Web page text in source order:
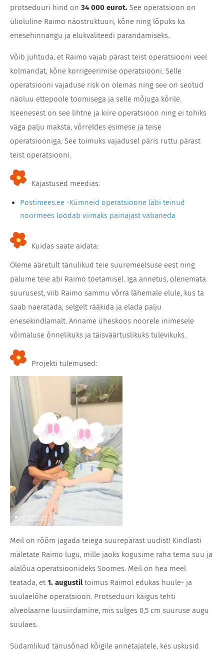
protseduuri hind on 34 000 eurot. See operatsioon on
ülioluline Raimo näostruktuuri, kõne ning lõpuks ka
enesehinnangu ja elukvaliteedi parandamiseks.
Võib juhtuda, et Raimo vajab pärast teist operatsiooni veel
kolmandat, kõne korrigeerimise operatsiooni. Selle
operatsiooni vajaduse risk on olemas ning see on seotud
näoluu ettepoole toomisega ja selle mõjuga kõrile.
Iseenesest on see lihtne ja kiire operatsioon ning ei tohiks
väga palju maksta, võrreldes esimese ja teise
operatsiooniga. See toimuks vajadusel päris ruttu pärast
teist operatsiooni.
Kajastused meedias:
Postimees.ee -Kümneid operatsioone läbi teinud
noormees loodab viimaks painajast vabaneda
Kuidas saate aidata:
Oleme ääretult tänulikud teie suuremeelsuse eest ning
palume teie abi Raimo toetamisel. Iga annetus, olenemata
suurusest, viib Raimo sammu võrra lähemale elule, kus ta
saab naeratada, selgelt rääkida ja elada palju
enesekindlamalt. Anname üheskoos noorele inimesele
võimaluse õnnelikuks ja täisväärtuslikuks tulevikuks.
Projekti tulemused:
Meil on rõõm jagada teiega suurepärast uudist! Kindlasti
mäletate Raimo lugu, mille jaoks kogusime raha tema suu ja
alalõua operatsioonideks Soomes. Meil on hea meel
teatada, et 1. augustiltoimus Raimol edukas huule- ja
suulaelõhe operatsioon. Protseduuri käigus tehti
alveolaarne luusiirdamine, mis sulges 0,5 cm suuruse augu
suulaes.
Südamlikud tänusõnad kõigile annetajatele, kes uskusid